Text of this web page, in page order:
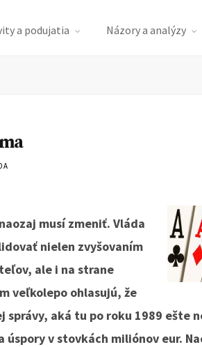
a podujatia Názory a analýzy
musí zmeniť. Vláda
nielen zvyšovaním
ale i na strane
veľkolepo ohlasujú, že
aká tu po roku 1989 ešte
úspory v stovkách miliónov eur.